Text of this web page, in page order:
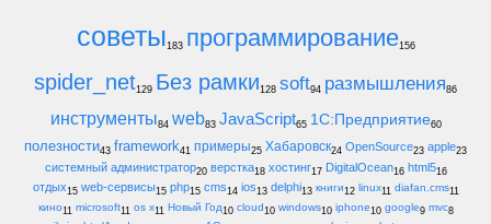
советы183 программирование156
spider_net129 Без рамки128 soft94 размышления86
инструменты84 web83 JavaScript65 1С:Предприятие60
полезности43 framework41 примеры25 Хабаровск24 OpenSource23 apple23
системный администратор20 верстка18 хостинг17 DigitalOcean16 html516
отдых15 web-сервисы15 php15 cms14 ios13 delphi13 книги12 linux11 diafan.cms11
кино11 microsoft11 os x11 Новый Год10 cloud10 windows10 iphone10 google9 mvc8